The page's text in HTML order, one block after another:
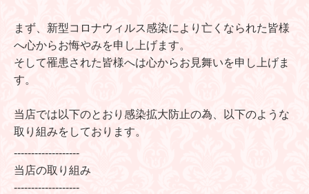
まず、新型コロナウィルス感染により亡くなられた皆様
へ心からお悔やみを申し上げます。
そして罹患された皆様へは心からお見舞いを申し上げま
す。
当店では以下のとおり感染拡大防止の為、以下のような
取り組みをしております。
-------------------
当店の取り組み
-------------------